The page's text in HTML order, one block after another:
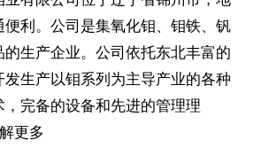
利。公司是集氧化钼、钼铁、钒
生产企业。公司依托东北丰富的
生产以钼系列为主导产业的各种
完备的设备和先进的管理理
更多